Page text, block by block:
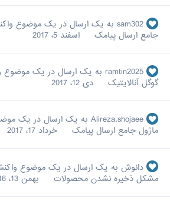
sam302 به یک ارسال در یک موضوع
جامع ارسال پیامک
اسفند 5، 2017
ramtin2025 به یک ارسال در یک موضوع
گوگل آنالایتیک
دی 12، 2017
Alireza.shojaee به یک ارسال در یک
ماژول جامع ارسال پیامک
خرداد 17، 2017
دانوش به یک ارسال در یک موضوع
مشکل ذخیره نشدن محصولات
بهمن 13، 2016